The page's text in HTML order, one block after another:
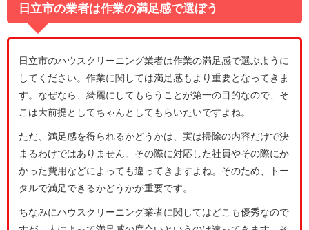
日立市の業者は作業の満足感で選ぼう
日立市のハウスクリーニング業者は作業の満足感で選ぶように
してください。作業に関しては満足感もより重要となってきま
す。なぜなら、綺麗にしてもらうことが第一の目的なので、そ
こは大前提としてちゃんとしてもらいたいですよね。
ただ、満足感を得られるかどうかは、実は掃除の内容だけで決
まるわけではありません。その際に対応した社員やその際にか
かった費用などによっても違ってきますよね。そのため、トー
タルで満足できるかどうかが重要です。
ちなみにハウスクリーニング業者に関してはどこも優秀なので